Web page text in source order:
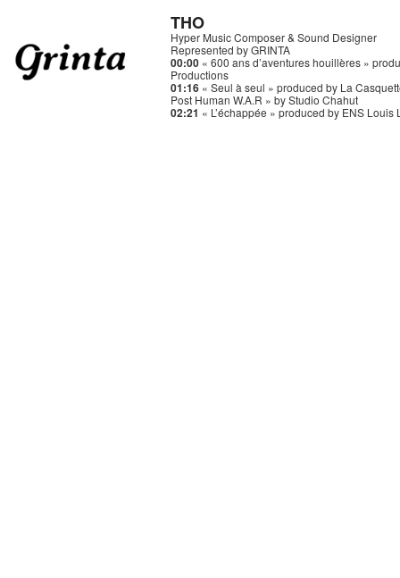
THO
Hyper Music Composer & Sound Designer
Represented by GRINTA
00:00 « 600 ans d’aventures houillères »
Productions
01:16 « Seul à seul » produced by La
Post Human W.A.R » by Studio Chahut
02:21 « L’échappée » produced by ENS Louis